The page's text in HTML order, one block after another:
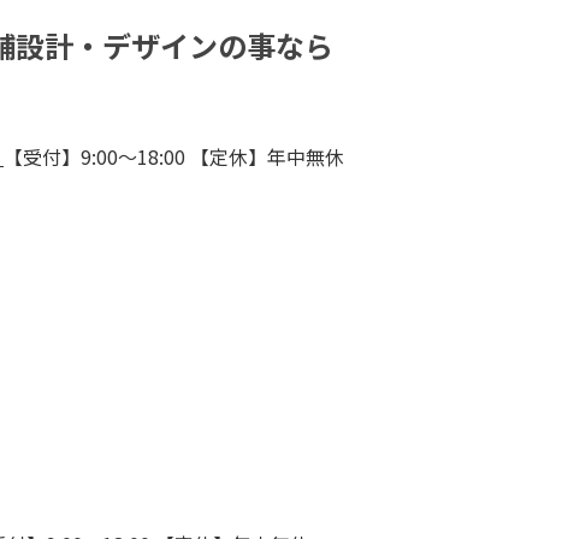
計・デザインの事なら
【受付】9:00～18:00 【定休】年中無休